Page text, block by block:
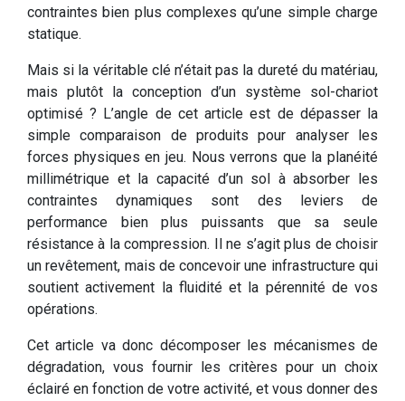
contraintes bien plus complexes qu’une simple charge
statique.
Mais si la véritable clé n’était pas la dureté du matériau,
mais plutôt la conception d’un système sol-chariot
optimisé ? L’angle de cet article est de dépasser la
simple comparaison de produits pour analyser les
forces physiques en jeu. Nous verrons que la planéité
millimétrique et la capacité d’un sol à absorber les
contraintes dynamiques sont des leviers de
performance bien plus puissants que sa seule
résistance à la compression. Il ne s’agit plus de choisir
un revêtement, mais de concevoir une infrastructure qui
soutient activement la fluidité et la pérennité de vos
opérations.
Cet article va donc décomposer les mécanismes de
dégradation, vous fournir les critères pour un choix
éclairé en fonction de votre activité, et vous donner des